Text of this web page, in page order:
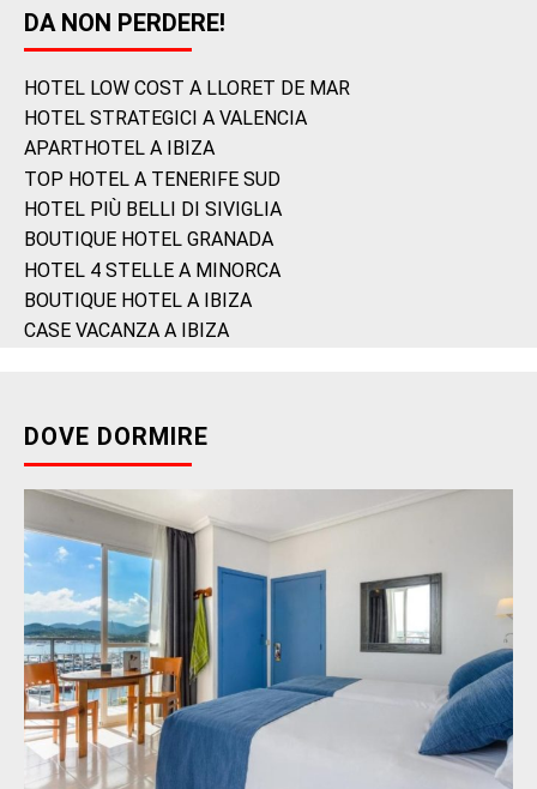
DA NON PERDERE!
HOTEL LOW COST A LLORET DE MAR
HOTEL STRATEGICI A VALENCIA
APARTHOTEL A IBIZA
TOP HOTEL A TENERIFE SUD
HOTEL PIÙ BELLI DI SIVIGLIA
BOUTIQUE HOTEL GRANADA
HOTEL 4 STELLE A MINORCA
BOUTIQUE HOTEL A IBIZA
CASE VACANZA A IBIZA
DOVE DORMIRE